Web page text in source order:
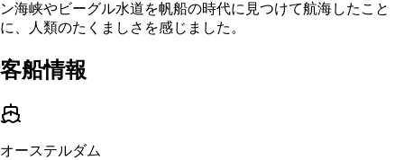
ン海峡やビーグル水道を帆船の時代に見つけて航海したこと
に、人類のたくましさを感じました。
客船情報
オーステルダム